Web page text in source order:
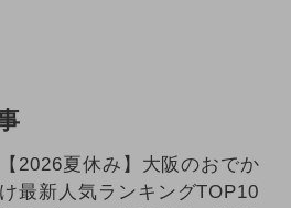
【2026夏休み】大阪のおでか
け最新人気ランキングTOP10